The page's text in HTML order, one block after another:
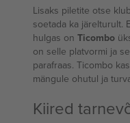
Lisaks piletite otse
soetada ka järelturult.
hulgas on Ticombo
on selle platvormi ja
parafraas. Ticombo
mängule ohutul ja
Kiired